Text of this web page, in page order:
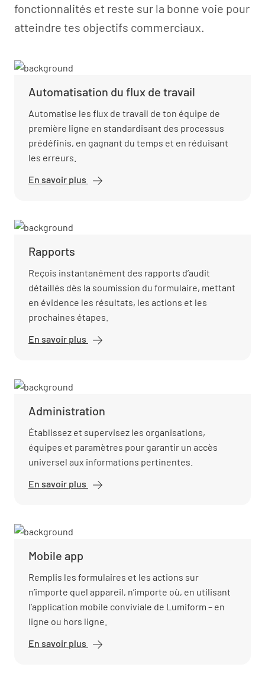
fonctionnalités et reste sur la bonne voie pour
atteindre tes objectifs commerciaux.
Automatisation du flux de travail
Automatise les flux de travail de ton équipe de
première ligne en standardisant des processus
prédéfinis, en gagnant du temps et en réduisant
les erreurs.
En savoir plus
Automatisation
Rapports
Reçois instantanément des rapports d’audit
détaillés dès la soumission du formulaire, mettant
en évidence les résultats, les actions et les
prochaines étapes.
En savoir plus
Rapports
Administration
Établissez et supervisez les organisations,
équipes et paramètres pour garantir un accès
universel aux informations pertinentes.
En savoir plus
Administration
Mobile app
Remplis les formulaires et les actions sur
n’importe quel appareil, n’importe où, en utilisant
l’application mobile conviviale de Lumiform – en
ligne ou hors ligne.
En savoir plus
Mobile